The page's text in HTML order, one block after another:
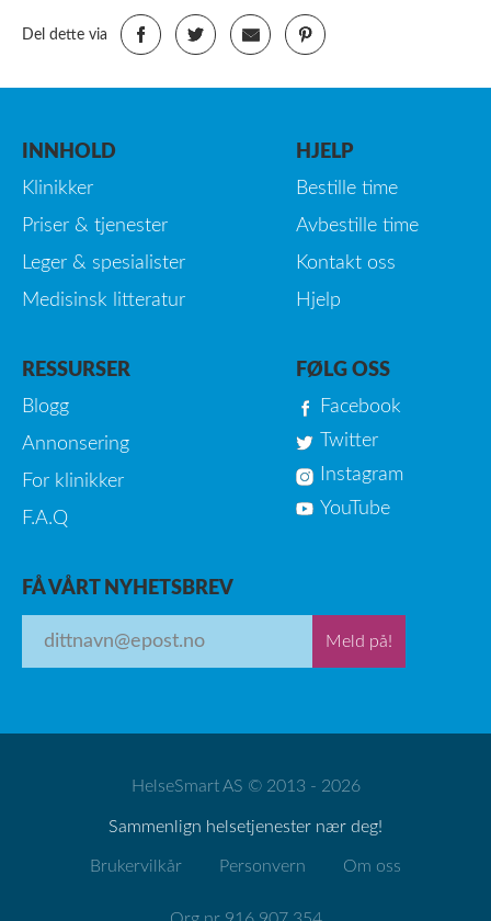
Del dette via
INNHOLD
Klinikker
Priser & tjenester
Leger & spesialister
Medisinsk litteratur
HJELP
Bestille time
Avbestille time
Kontakt oss
Hjelp
RESSURSER
Blogg
Annonsering
For klinikker
F.A.Q
FØLG OSS
Facebook
Twitter
Instagram
YouTube
FÅ VÅRT NYHETSBREV
Meld på!
HelseSmart AS © 2013 - 2026
Sammenlign helsetjenester nær deg!
Brukervilkår Personvern Om oss